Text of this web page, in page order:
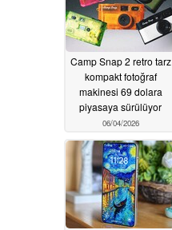
Camp Snap 2 retro tarz
kompakt fotoğraf
makinesi 69 dolara
piyasaya sürülüyor
06/04/2026